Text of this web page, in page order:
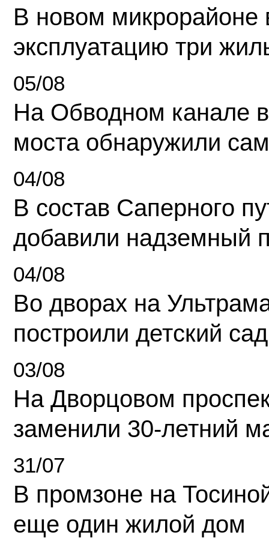
В новом микрорайоне
эксплуатацию три
05/08
На Обводном канале
моста обнаружили
04/08
В состав Саперного
добавили надземный
04/08
Во дворах на
построили детский сад
03/08
На Дворцовом
заменили 30-летний
31/07
В промзоне на
еще один жилой дом